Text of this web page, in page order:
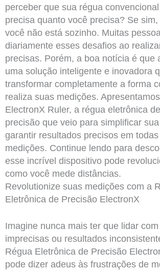
perceber que sua régua
precisa quanto você precisa? Se
você não está sozinho. Muitas
diariamente esses desafios ao
precisas. Porém, a boa notícia é que
uma solução inteligente e inovadora
transformar completamente a forma
realiza suas medições.
ElectronX Ruler, a régua eletrônica
precisão que veio para simplificar
garantir resultados precisos em
medições. Continue lendo para
esse incrível dispositivo pode
como você mede distâncias.
Revolutionize suas medições com a
Eletrônica de Precisão ElectronX
Imagine nunca mais ter que lidar
imprecisas ou resultados
Régua Eletrônica de Precisão
pode dizer adeus às frustrações de